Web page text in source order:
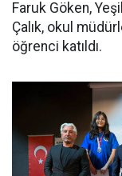
Faruk Göken,
Çalık, okul
öğrenci katıldı.